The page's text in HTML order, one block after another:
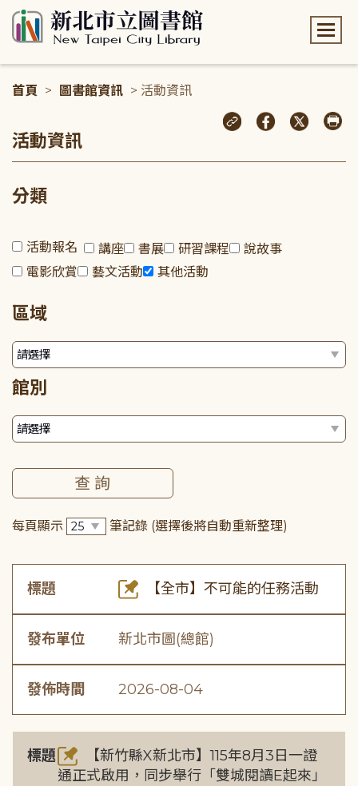
首頁 > 圖書館資訊 > 活動資訊
活動資訊
分類
活動報名 講座 書展 研習課程
說故事
電影欣賞
藝文活動 其他活動
區域
館別
每頁顯示 筆記錄 (選擇後將自動重新整理)
標題 【全市】不可能的任務活動
發布單位 新北市圖(總館)
發佈時間 2026-08-04
標題
【新竹縣X新北市】115年8月3日一證
通正式啟用，同步舉行「雙城閱讀E起來」